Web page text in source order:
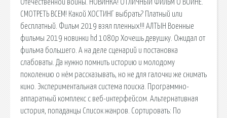
Отечественной войны. НОВИНКА! ОТЛИЧНЫЙ ФИЛЬМ О ВОЙНЕ.
СМОТРЕТЬ ВСЕМ! Какой ХОСТИНГ выбрать? Платный или
бесплатный. Фильм 2019 взял пленных!!! АЛТЫН Военные
фильмы 2019 новинки hd 1080p Хочешь девушку. Ожидал от
фильма большего. А на деле сценарий и постановка
слабоваты. Да нужно помнить историю и молодому
поколению о нём рассказывать, но не для галочки же снимать
кино. Экспериментальная система поиска. Программно-
аппаратный комплекс с веб-интерфейсом. Альтернативная
история, попаданцы Список жанров. Сортировать: По